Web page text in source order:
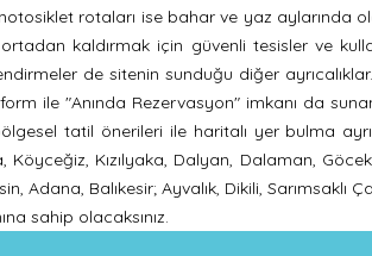
rotaları ise bahar ve yaz aylarında
kaldırmak için güvenli tesisler ve
de sitenin sunduğu diğer
ile "Anında Rezervasyon" imkanı da
tatil önerileri ile haritalı yer bulma
Kızılyaka, Dalyan, Dalaman,
Balıkesir; Ayvalık, Dikili, Sarımsaklı
sahip olacaksınız.